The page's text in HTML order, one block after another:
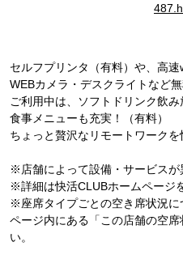
セルフプリンタ（有料）や、高速
WEBカメラ・デスクライトなど
ご利用中は、ソフトドリンク飲
食事メニューも充実！（有料）
ちょっと贅沢なリモートワークを
※店舗によって設備・サービスが
※詳細は快活CLUBホームページ
※座席タイプごとの空き席状況
ページ内にある「この店舗の空
い。